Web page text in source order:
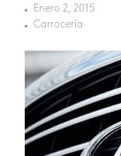
Enero 2, 2015
Carrocería